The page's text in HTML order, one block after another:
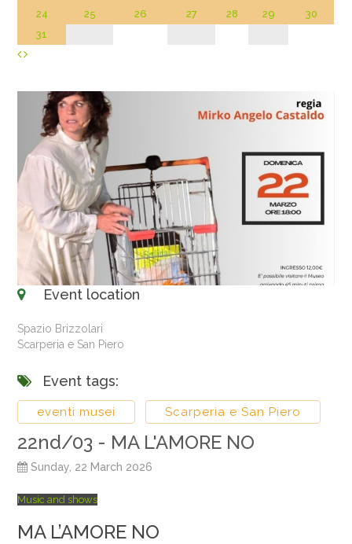
24
25 26 27 28 29
30
31
Event location
Spazio Brizzolari
Scarperia e San Piero
Event tags:
eventi musei Scarperia e San Piero
22nd/03 - MA L'AMORE NO
Sunday, 22 March 2026
Music and shows
MA L’AMORE NO